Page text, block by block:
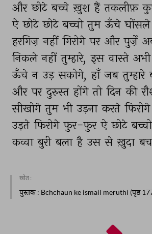
और छोटे बच्चे ख़ुश हैं तकलीफ़
ऐ छोटे छोटे बच्चो तुम ऊँचे घोंसले
हरगिज़ नहीं गिरोगे पर और पुर्ज़े
निकले नहीं तुम्हारे, इस वास्ते अभी
ऊँचे न उड़ सकोगे, हाँ जब तुम्हारे
और पर दुरुस्त होंगे तो दिन की
सीखोगे तुम भी उड़ना करते फिरोगे
उड़ते फिरोगे फुर-फुर ऐ छोटे बच्चो
कव्वा बुरी बला है उस से ख़ुदा
स्रोत :
पुस्तक : Bchchaun ke ismail meruthi (पृष्ठ